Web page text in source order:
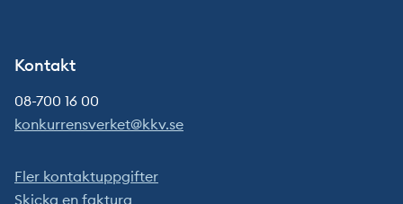
Kontakt
08-700 16 00
konkurrensverket@kkv.se
Fler kontaktuppgifter
Skicka en faktura